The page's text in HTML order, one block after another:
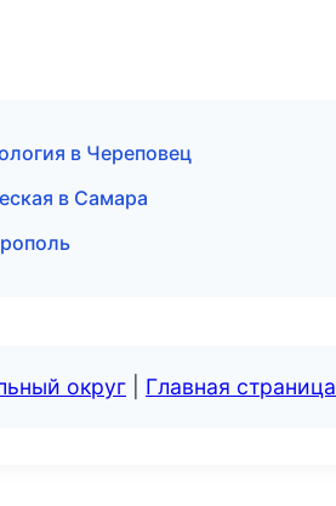
в Череповец
в Самара
округ Главная страница